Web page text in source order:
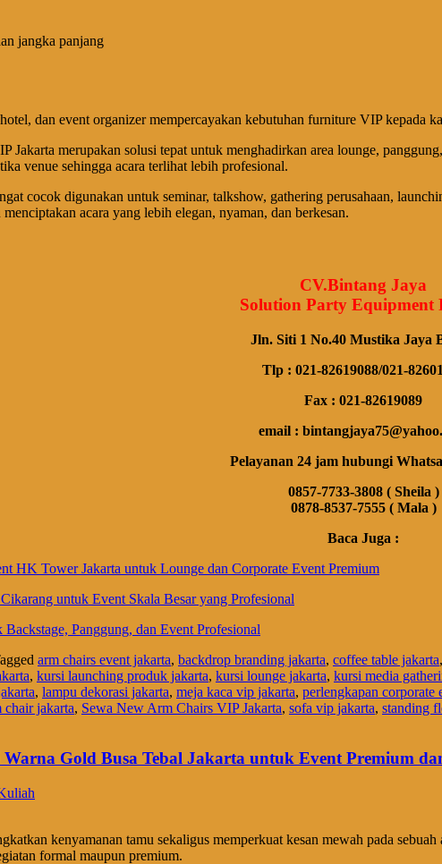
jangka panjang
dan event organizer mempercayakan kebutuhan furniture VIP kepada
Jakarta merupakan solusi tepat untuk menghadirkan area lounge,
venue sehingga acara terlihat lebih profesional.
cocok digunakan untuk seminar, talkshow, gathering perusahaan,
acara yang lebih elegan, nyaman, dan berkesan.
CV.Bintang Jaya
Solution Party Equipment
Jln. Siti 1 No.40 Mustika Jaya
Tlp : 021-82619088/021-
Fax : 021-82619089
email :
Pelayanan 24 jam hubungi
0857-7733-3808 ( Sheila )
0878-8537-7555 ( Mala )
Baca Juga :
HK Tower Jakarta untuk Lounge dan Corporate Event Premium
untuk Event Skala Besar yang Profesional
Panggung, dan Event Profesional
arm chairs event jakarta, backdrop branding jakarta, coffee table jakarta,
, kursi launching produk jakarta, kursi lounge jakarta, kursi media
, lampu dekorasi jakarta, meja kaca vip jakarta, perlengkapan corporate
chair jakarta, Sewa New Arm Chairs VIP Jakarta, sofa vip jakarta, standing
Gold Busa Tebal Jakarta untuk Event Premium
kenyamanan tamu sekaligus memperkuat kesan mewah pada
formal maupun premium.